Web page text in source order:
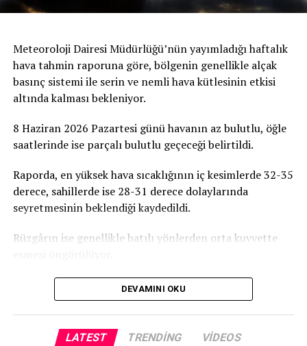
gençlerin istihdam olanaklarını artırması hedefleniyor.
Meteoroloji Dairesi Müdürlüğü’nün yayımladığı haftalık
hava tahmin raporuna göre, bölgenin genellikle alçak
basınç sistemi ile serin ve nemli hava kütlesinin etkisi
altında kalması bekleniyor.
8 Haziran 2026 Pazartesi günü havanın az bulutlu, öğle
saatlerinde ise parçalı bulutlu geçeceği belirtildi.
Raporda, en yüksek hava sıcaklığının iç kesimlerde 32-35
derece, sahillerde ise 28-31 derece dolaylarında
seyretmesinin beklendiği kaydedildi.
Rüzgârın ise genellikle batılı yönlerden orta kuvvette
DEVAMINI OKU
LATEST TRENDING VIDEOS